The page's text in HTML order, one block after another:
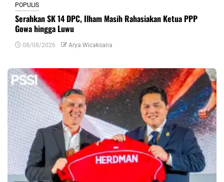
POPULIS
Serahkan SK 14 DPC, Ilham Masih Rahasiakan Ketua PPP
Gowa hingga Luwu
08/08/2026 Arya Wicaksana